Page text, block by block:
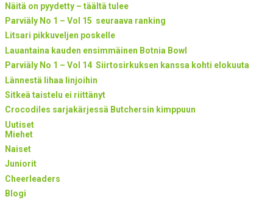
Näitä on pyydetty – täältä tulee
Parviäly No 1 – Vol 15 seuraava ranking
Litsari pikkuveljen poskelle
Lauantaina kauden ensimmäinen Botnia Bowl
Parviäly No 1 – Vol 14 Siirtosirkuksen kanssa kohti elokuuta
Lännestä lihaa linjoihin
Sitkeä taistelu ei riittänyt
Crocodiles sarjakärjessä Butchersin kimppuun
Uutiset
Miehet
Naiset
Juniorit
Cheerleaders
Blogi